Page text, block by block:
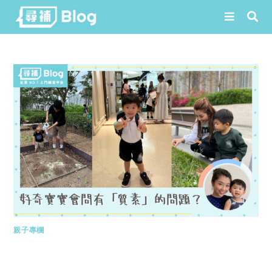
content
親子專欄